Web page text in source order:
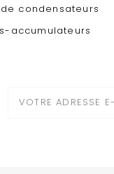
condensateurs
accumulateurs